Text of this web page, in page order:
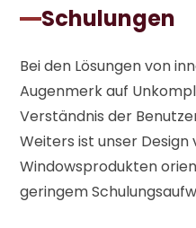
Schulungen
Bei den Lösungen von
Augenmerk auf
Verständnis der
Weiters ist unser
Windowsprodukten
geringem